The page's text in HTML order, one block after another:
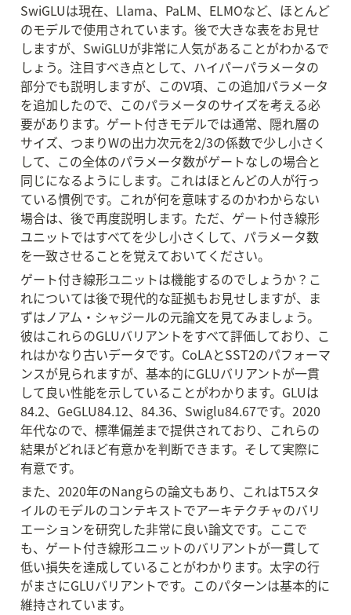
SwiGLUは現在、Llama、PaLM、ELMOなど、ほとんど
のモデルで使用されています。後で大きな表をお見せ
しますが、SwiGLUが非常に人気があることがわかるで
しょう。注目すべき点として、ハイパーパラメータの
部分でも説明しますが、このV項、この追加パラメータ
を追加したので、このパラメータのサイズを考える必
要があります。ゲート付きモデルでは通常、隠れ層の
サイズ、つまりWの出力次元を2/3の係数で少し小さく
して、この全体のパラメータ数がゲートなしの場合と
同じになるようにします。これはほとんどの人が行っ
ている慣例です。これが何を意味するのかわからない
場合は、後で再度説明します。ただ、ゲート付き線形
ユニットではすべてを少し小さくして、パラメータ数
を一致させることを覚えておいてください。
ゲート付き線形ユニットは機能するのでしょうか？こ
れについては後で現代的な証拠もお見せしますが、ま
ずはノアム・シャジールの元論文を見てみましょう。
彼はこれらのGLUバリアントをすべて評価しており、こ
れはかなり古いデータです。CoLAとSST2のパフォーマ
ンスが見られますが、基本的にGLUバリアントが一貫
して良い性能を示していることがわかります。GLUは
84.2、GeGLU84.12、84.36、Swiglu84.67です。2020
年代なので、標準偏差まで提供されており、これらの
結果がどれほど有意かを判断できます。そして実際に
有意です。
また、2020年のNangらの論文もあり、これはT5スタ
イルのモデルのコンテキストでアーキテクチャのバリ
エーションを研究した非常に良い論文です。ここで
も、ゲート付き線形ユニットのバリアントが一貫して
低い損失を達成していることがわかります。太字の行
がまさにGLUバリアントです。このパターンは基本的に
維持されています。